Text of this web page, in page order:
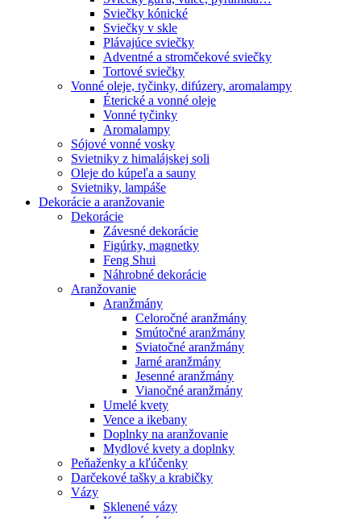
Sviečky kónické
Sviečky v skle
Plávajúce sviečky
Adventné a stromčekové sviečky
Tortové sviečky
Vonné oleje, tyčinky, difúzery, aromalampy
Éterické a vonné oleje
Vonné tyčinky
Aromalampy
Sójové vonné vosky
Svietniky z himalájskej soli
Oleje do kúpeľa a sauny
Svietniky, lampáše
Dekorácie a aranžovanie
Dekorácie
Závesné dekorácie
Figúrky, magnetky
Feng Shui
Náhrobné dekorácie
Aranžovanie
Aranžmány
Celoročné aranžmány
Smútočné aranžmány
Sviatočné aranžmány
Jarné aranžmány
Jesenné aranžmány
Vianočné aranžmány
Umelé kvety
Vence a ikebany
Doplnky na aranžovanie
Mydlové kvety a doplnky
Peňaženky a kľúčenky
Darčekové tašky a krabičky
Vázy
Sklenené vázy